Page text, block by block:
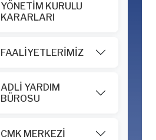
YÖNETİM KURULU
KARARLARI
FAALİYETLERİMİZ
ADLİ YARDIM
BÜROSU
CMK MERKEZİ